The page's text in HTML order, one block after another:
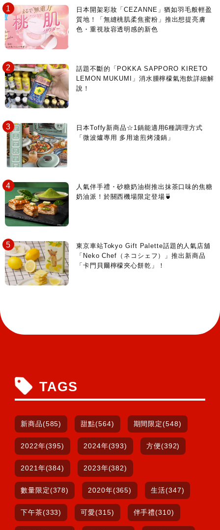
日本開架彩妝「CEZANNE」猶如羽毛般輕盈
質地！「無縫桃肌柔焦蜜粉」推出想提亮膚
色・重視妝容透明感的新色
話題不斷的「POKKA SAPPORO KIRETO
LEMON MUKUMI」消水腫檸檬氣泡飲詳細解
說！
日本Toffy新商品☆1鍋能適用6種調理方式
「微波爐專用 多用途煎烤淺鍋」
人氣伴手禮・砂糖奶油樹推出抹茶口味的焦糖
奶油派！於關西機場限定登場🍵
東京車站Tokyo Gift Palette話題的人氣店舖
「Neko Chef（ネコシェフ）」推出新商品
「卡門貝爾檸檬夾心餅乾」！
TAGS
新商品(585) 甜點(564) 期間限定(548)
2022年(395) 2024年(393) 方便(392)
2021年(384) 2023年(382)
數量限定(378) 2020年(365) 生活(347)
下午茶(333) 可愛(315) 伴手禮(310)